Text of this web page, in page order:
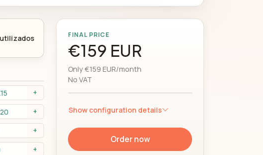
+
+
+
+
FINAL PRICE
€159 EUR
Only €159 EUR/month
No VAT
Show configuration details
Order now